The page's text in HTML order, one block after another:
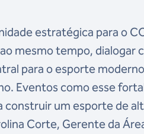
estratégica para o
mesmo tempo, dialogar
para o esporte
Eventos como esse
construir um esporte de
Corte, Gerente da